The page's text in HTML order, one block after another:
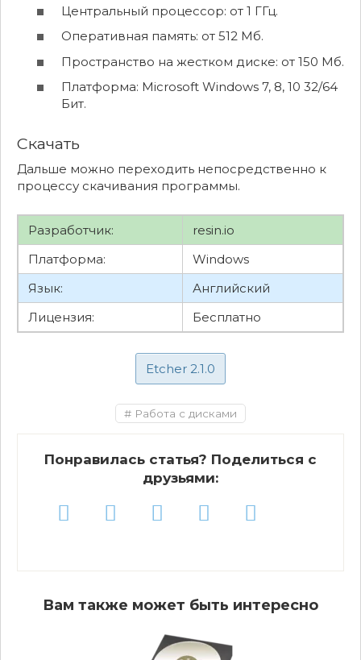
Центральный процессор: от 1 ГГц.
Оперативная память: от 512 Мб.
Пространство на жестком диске: от 150 Мб.
Платформа: Microsoft Windows 7, 8, 10 32/64
Бит.
Скачать
Дальше можно переходить непосредственно к
процессу скачивания программы.
Разработчик:
resin.io
Платформа:
Windows
Язык:
Английский
Лицензия:
Бесплатно
Etcher 2.1.0
Работа с дисками
Понравилась статья? Поделиться с
друзьями:
Вам также может быть интересно